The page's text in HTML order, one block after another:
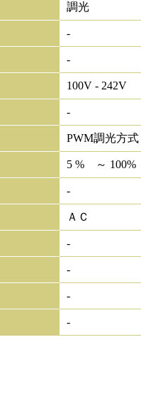
調光
-
-
100V - 242V
-
PWM調光方式
5 % ～ 100%
-
ＡＣ
-
-
-
-